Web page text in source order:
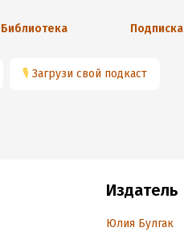
Библиотека Подписка
🎙 Загрузи свой подкаст
Издатель
Юлия Булгак